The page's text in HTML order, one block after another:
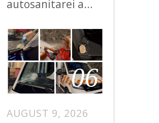
autosanitarei a…
06
AUGUST 9, 2026